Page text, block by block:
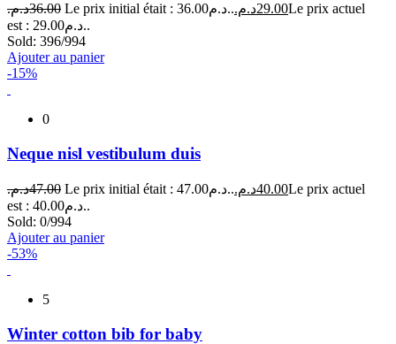
36.00د.م. Le prix initial était : 36.00د.م.. 29.00د.م.
Le prix actuel
est : 29.00د.م..
Sold: 396/994
Ajouter au panier
-15%
0
Neque nisl vestibulum duis
47.00د.م. Le prix initial était : 47.00د.م.. 40.00د.م.
Le prix actuel
est : 40.00د.م..
Sold: 0/994
Ajouter au panier
-53%
5
Winter cotton bib for baby